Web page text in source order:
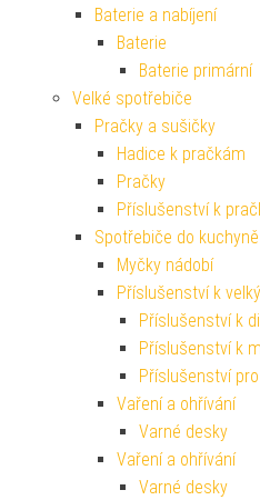
Baterie a nabíjení
Baterie
Baterie primární
Velké spotřebiče
Pračky a sušičky
Hadice k pračkám
Pračky
Příslušenství k
Spotřebiče do kuchyně
Myčky nádobí
Příslušenství k
Příslušenství k
Příslušenství k
Příslušenství
Vaření a ohřívání
Varné desky
Vaření a ohřívání
Varné desky